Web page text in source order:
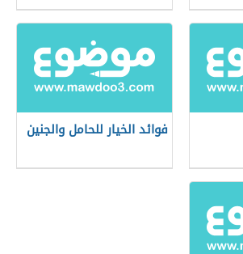
فوائد الخيار للحامل والجنين